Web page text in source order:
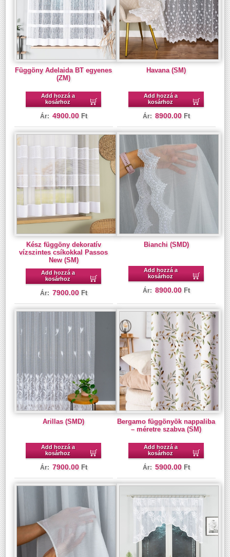
Függöny Adelaida BT egyenes
(ZM)
Add hozzá a
kosárhoz
Ár: 4900.00 Ft
Havana (SM)
Add hozzá a
kosárhoz
Ár: 8900.00 Ft
Kész függöny dekoratív
vízszintes csíkokkal Passos
New (SM)
Add hozzá a
kosárhoz
Ár: 7900.00 Ft
Bianchi (SMD)
Add hozzá a
kosárhoz
Ár: 8900.00 Ft
Arillas (SMD)
Add hozzá a
kosárhoz
Ár: 7900.00 Ft
Bergamo függönyök nappaliba
– méretre szabva (SM)
Add hozzá a
kosárhoz
Ár: 5900.00 Ft